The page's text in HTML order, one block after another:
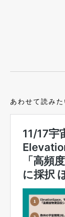
あわせて読みた